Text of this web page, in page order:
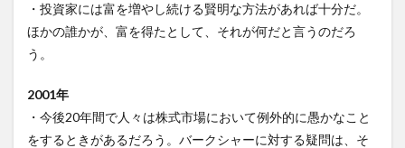
・投資家には富を増やし続ける賢明な方法があれば十分だ。
ほかの誰かが、富を得たとして、それが何だと言うのだろ
う。
2001年
・今後20年間で人々は株式市場において例外的に愚かなこと
をするときがあるだろう。バークシャーに対する疑問は、そ